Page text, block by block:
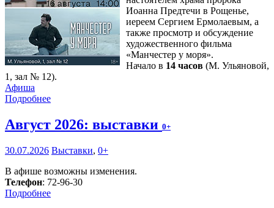
Иоанна Предтечи в Рощенье,
иереем Сергием Ермолаевым, а
также просмотр и обсуждение
художественного фильма
«Манчестер у моря».
Начало в 14 часов (М. Ульяновой,
1, зал № 12).
Афиша
Подробнее
Август 2026: выставки 0+
30.07.2026 Выставки, 0+
В афише возможны изменения.
Телефон: 72-96-30
Подробнее